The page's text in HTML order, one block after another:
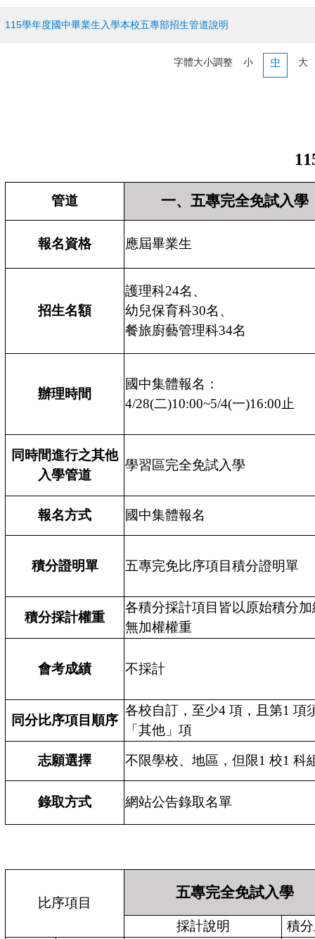
115學年度國中畢業生入學本校五專部招生管道說明
字體大小調整 小 中 大
管道 一、五專完全免試入學
報名資格 應屆畢業生
招生名額
護理科24名、
幼兒保育科30名、
餐旅廚藝管理科34名
辦理時間
國中集體報名：
4/28(二)10:00~5/4(一)16:00止
同時間進行之其他
入學管道
學習區完全免試入學
報名方式 國中集體報名
積分證明單 五專完免比序項目積分證明單
積分採計權重
各積分採計項目皆以原始積分
無加權權重
會考成績 不採計
同分比序項目順序
各校自訂，至少4 項，且第1 項
「其他」項
志願選擇 不限學校、地區，但限1 校1 科
錄取方式 網站公告錄取名單
比序項目
五專完全免試入學
採計說明 積